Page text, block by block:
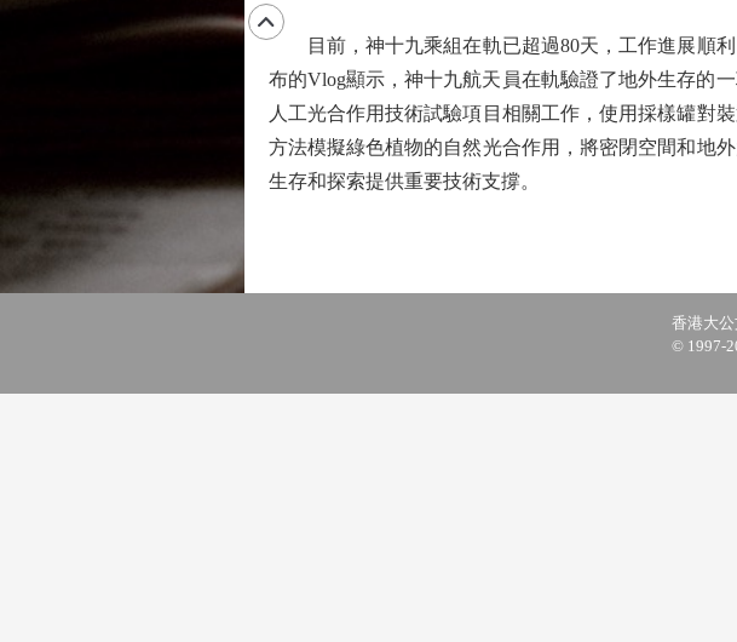
目前，神十九乘組在軌已超過80天，工作進展順利
布的Vlog顯示，神十九航天員在軌驗證了地外生存的
人工光合作用技術試驗項目相關工作，使用採樣罐對
方法模擬綠色植物的自然光合作用，將密閉空間和地
生存和探索提供重要技術支撐。
香港大
© 1997-